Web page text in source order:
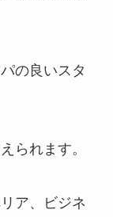
の良いスタ
られます。
ア、ビジネ